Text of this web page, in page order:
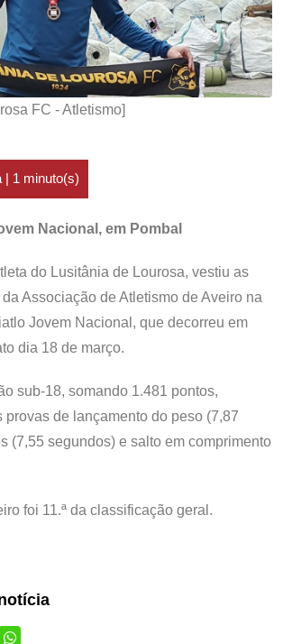
FC - Atletismo]
Nacional, em Pombal
do Lusitânia de Lourosa, vestiu as
Associação de Atletismo de Aveiro na
Jovem Nacional, que decorreu em
dia 18 de março.
sub-18, somando 1.481 pontos,
de lançamento do peso (7,87
(7,55 segundos) e salto em comprimento
foi 11.ª da classificação geral.